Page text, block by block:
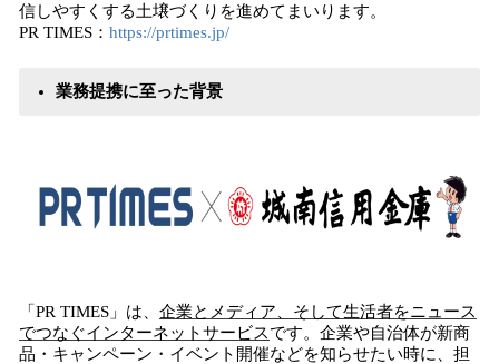
信しやすくする土壌づくりを進めてまいります。
PR TIMES： https://prtimes.jp/
業務提携に至った背景
「PR TIMES」は、 企業と メディア 、そして生活者をニュース
でつなぐインターネットサービスです。企業や自治体が新商
品・キャンペーン・イベント開催などを知らせたい時に、担